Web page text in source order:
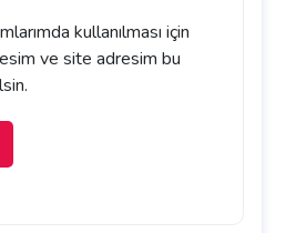
kullanılması için
ve site adresim bu